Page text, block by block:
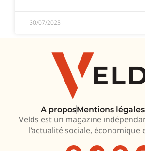
30/07/2025
A proposMentions légales
Velds est un magazine
l’actualité sociale, économique